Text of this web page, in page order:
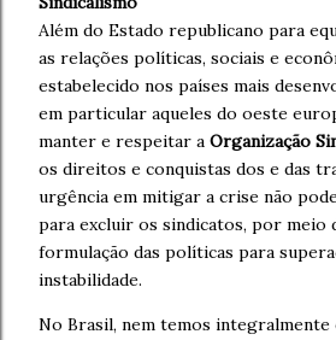
Além do Estado republicano para
as relações políticas, sociais e
estabelecido nos países mais
em particular aqueles do oeste
manter e respeitar a Organização
os direitos e conquistas dos e das
urgência em mitigar a crise não
para excluir os sindicatos, por meio
formulação das políticas para
instabilidade.
No Brasil, nem temos integralmente